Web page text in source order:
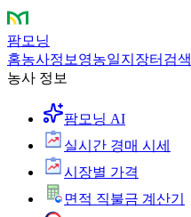
팜모닝
홈농사정보 영농일지 장터 검색
농사 정보
팜모닝 AI
실시간 경매 시세
시장별 가격
면적 직불금 계산기